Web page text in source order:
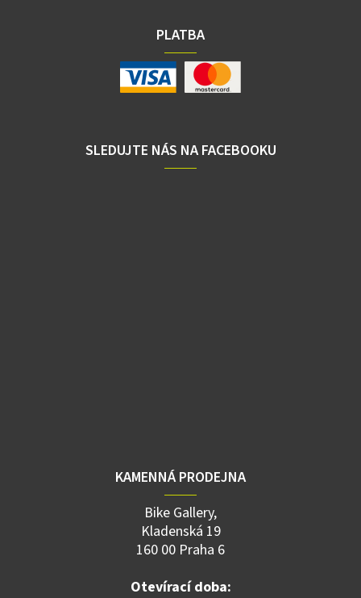
PLATBA
SLEDUJTE NÁS NA FACEBOOKU
KAMENNÁ PRODEJNA
Bike Gallery,
Kladenská 19
160 00 Praha 6
Otevírací doba: